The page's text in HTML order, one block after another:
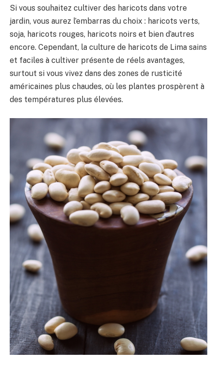
Si vous souhaitez cultiver des haricots dans votre
jardin, vous aurez l’embarras du choix : haricots verts,
soja, haricots rouges, haricots noirs et bien d’autres
encore. Cependant, la culture de haricots de Lima sains
et faciles à cultiver présente de réels avantages,
surtout si vous vivez dans des zones de rusticité
américaines plus chaudes, où les plantes prospèrent à
des températures plus élevées.